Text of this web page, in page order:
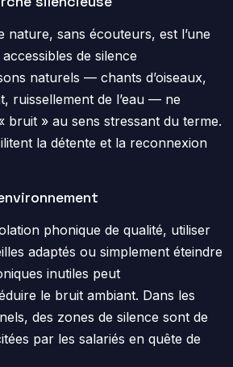
nature, sans écouteurs, est l’une
de silence
naturels — chants d’oiseaux,
ruissellement de l’eau — ne
bruit » au sens stressant du terme.
la détente et la reconnexion
phonique de qualité, utiliser
adaptés ou simplement éteindre
inutiles peut
le bruit ambiant. Dans les
des zones de silence sont de
par les salariés en quête de